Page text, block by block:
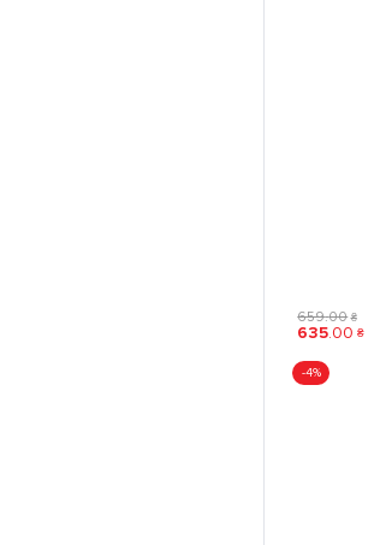
659.00 ₴
635.00 ₴
-4%